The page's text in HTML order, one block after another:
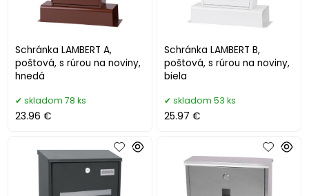
Schránka LAMBERT A,
poštová, s rúrou na noviny,
hnedá
skladom 78 ks
23.96 €
Schránka LAMBERT B,
poštová, s rúrou na noviny,
biela
skladom 53 ks
25.97 €